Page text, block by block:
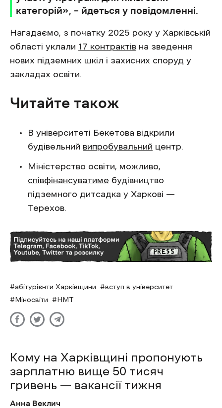
категорій», – йдеться у повідомленні.
Нагадаємо, з початку 2025 року у Харківській
області уклали 17 контрактів на зведення
нових підземних шкіл і захисних споруд у
закладах освіти.
Читайте також
В університеті Бекетова відкрили
будівельний випробувальний центр.
Міністерство освіти, можливо,
співфінансуватиме будівництво
підземного дитсадка у Харкові —
Терехов.
абітурієнти Харківщини
вступ в університет
Міносвіти
НМТ
Кому на Харківщині пропонують
зарплатню вище 50 тисяч
гривень — вакансії тижня
Анна Веклич